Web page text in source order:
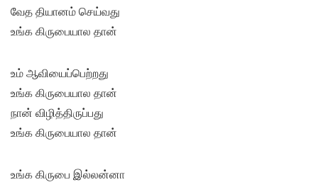
வேத தியானம் செய்வது
உங்க கிருபையால தான்
உம் ஆவியைப்பெற்றது
உங்க கிருபையால தான்
நான் விழித்திருப்பது
உங்க கிருபையால தான்
உங்க கிருபை இல்லன்னா